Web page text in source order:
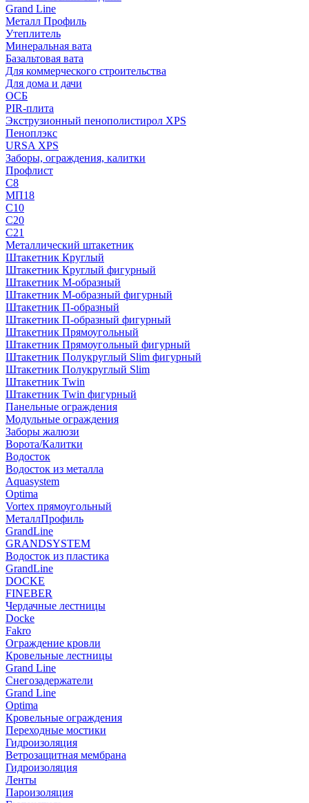
Grand Line
Металл Профиль
Утеплитель
Минеральная вата
Базальтовая вата
Для коммерческого строительства
Для дома и дачи
ОСБ
PIR-плита
Экструзионный пенополистирол XPS
Пеноплэкс
URSA XPS
Заборы, ограждения, калитки
Профлист
С8
МП18
С10
С20
С21
Металлический штакетник
Штакетник Круглый
Штакетник Круглый фигурный
Штакетник М-образный
Штакетник М-образный фигурный
Штакетник П-образный
Штакетник П-образный фигурный
Штакетник Прямоугольный
Штакетник Прямоугольный фигурный
Штакетник Полукруглый Slim фигурный
Штакетник Полукруглый Slim
Штакетник Twin
Штакетник Twin фигурный
Панельные ограждения
Модульные ограждения
Заборы жалюзи
Ворота/Калитки
Водосток
Водосток из металла
Aquasystem
Optima
Vortex прямоугольный
МеталлПрофиль
GrandLine
GRANDSYSTEM
Водосток из пластика
GrandLine
DOCKE
FINEBER
Чердачные лестницы
Docke
Fakro
Ограждение кровли
Кровельные лестницы
Grand Line
Снегозадержатели
Grand Line
Optima
Кровельные ограждения
Переходные мостики
Гидроизоляция
Ветрозащитная мембрана
Гидроизоляция
Ленты
Пароизоляция